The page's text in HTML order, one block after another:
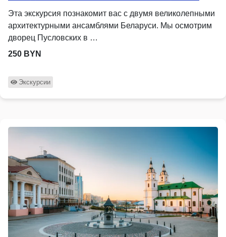
Эта экскурсия познакомит вас с двумя великолепными
архитектурными ансамблями Беларуси. Мы осмотрим
дворец Пусловских в …
250 BYN
Экскурсии